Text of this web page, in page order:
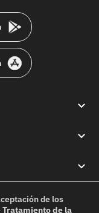
de los
Tratamiento de la